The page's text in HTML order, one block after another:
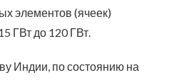
элементов (ячеек)
ГВт до 120 ГВт.
Индии, по состоянию на